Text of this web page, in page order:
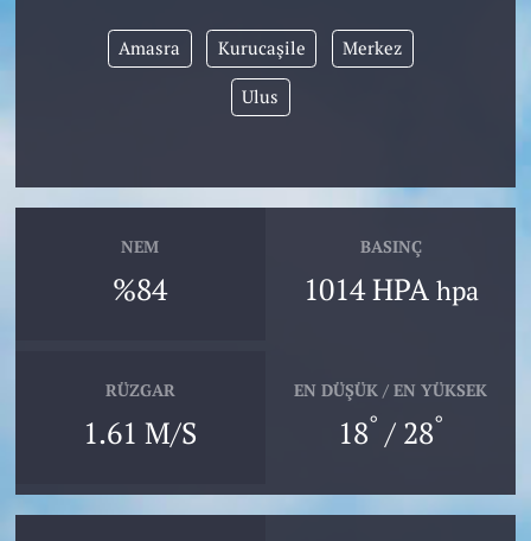
Amasra Kurucaşile Merkez
Ulus
NEM
%84
BASINÇ
1014 HPA hpa
RÜZGAR
1.61 M/S
EN DÜŞÜK / EN YÜKSEK
18° / 28°